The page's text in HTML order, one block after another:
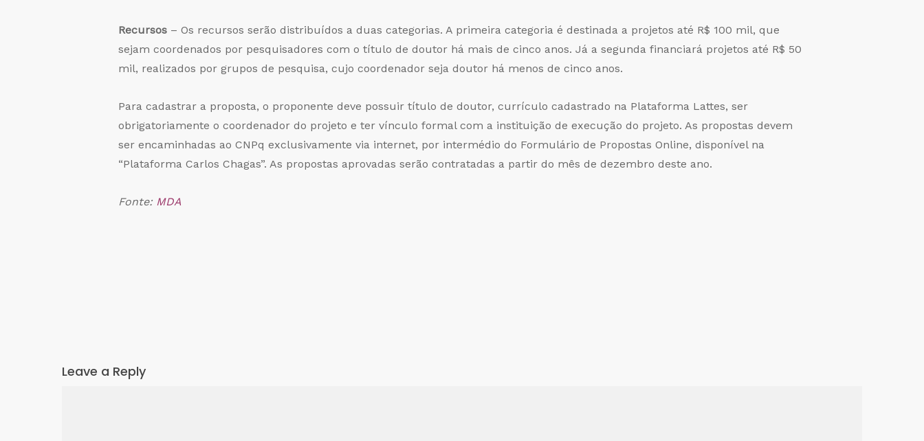
Recursos – Os recursos serão distribuídos a duas categorias. A primeira categoria é destinada a projetos até R$ 100 mil, que
sejam coordenados por pesquisadores com o título de doutor há mais de cinco anos. Já a segunda financiará projetos até R$ 50
mil, realizados por grupos de pesquisa, cujo coordenador seja doutor há menos de cinco anos.
Para cadastrar a proposta, o proponente deve possuir título de doutor, currículo cadastrado na Plataforma Lattes, ser
obrigatoriamente o coordenador do projeto e ter vínculo formal com a instituição de execução do projeto. As propostas devem
ser encaminhadas ao CNPq exclusivamente via internet, por intermédio do Formulário de Propostas Online, disponível na
“Plataforma Carlos Chagas”. As propostas aprovadas serão contratadas a partir do mês de dezembro deste ano.
Fonte: MDA
Leave a Reply